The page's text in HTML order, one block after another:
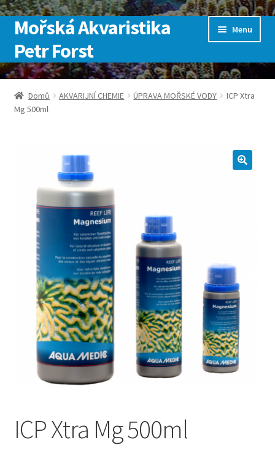
Přeskočit
na
navigaci
Přejít
k
obsahu
webu
Mořská Akvaristika
Petr Forst
Menu
Úvodní stránka
Kontakt
Obchod
Pokladna
SLUŽBY
Domů AKVARIJNÍ CHEMIE ÚPRAVA MOŘSKÉ VODY
ICP Xtra
Mg 500ml
ICP Xtra Mg 500ml